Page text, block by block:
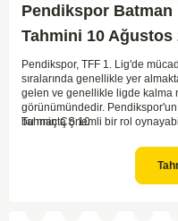
Pendikspor
Tahmini 10 Ağustos
Pendikspor, TFF 1. Lig'de
sıralarında genellikle yer
gelen ve genellikle ligde kalma
görünümündedir. Pendikspor'un
bu maçta önemli bir rol
Pendikspor'un maçın
Takımların mevcut form
bakıldığında ev sahibi ekibin
Tahmin ÇŞ 10